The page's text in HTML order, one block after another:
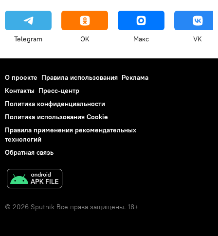
Telegram OK Макс VK
О проекте Правила использования Реклама
Контакты Пресс-центр
Политика конфиденциальности
Политика использования Cookie
Правила применения рекомендательных
технологий
Обратная связь
© 2026 Sputnik Все права защищены. 18+